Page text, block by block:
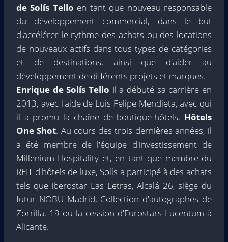
de Solís Tello en tant que nouveau responsable
du développement commercial, dans le but
d'accélérer le rythme des achats ou des locations
de nouveaux actifs dans tous types de catégories
et de destinations, ainsi que d'aider au
développement de différents projets et marques.
Enrique de Solís Tello Il a débuté sa carrière en
2013, avec l'aide de Luis Felipe Mendieta, avec qui
il a promu la chaîne de boutique-hôtels. Hôtels
One Shot. Au cours des trois dernières années, il
a été membre de l'équipe d'investissement de
Millenium Hospitality et, en tant que membre du
REIT d'hôtels de luxe, Solís a participé à des achats
tels que Iberostar Las Letras, Alcalá 26, siège du
futur NOBU Madrid, Collection d'autographes de
Zorrilla. 19 ou la cession d'Eurostars Lucentum à
Alicante.